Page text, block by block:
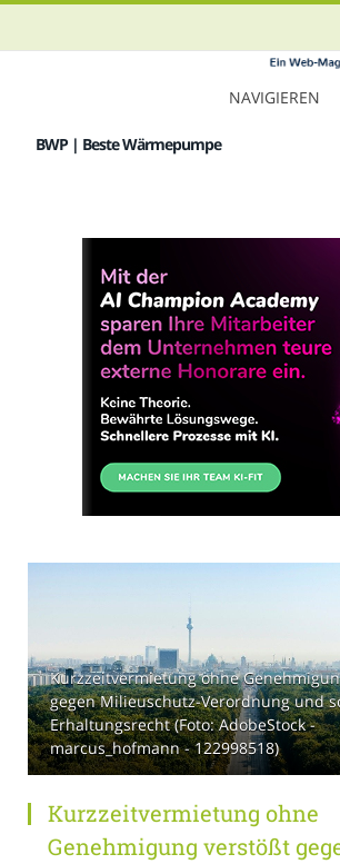
BWP | Beste Wärmepumpe
NAVIGIEREN
Kurzzeitvermietung ohne
gegen Milieuschutz-Verordnung und
Erhaltungsrecht (Foto: AdobeStock -
marcus_hofmann - 122998518)
Kurzzeitvermietung ohne
Genehmigung verstößt